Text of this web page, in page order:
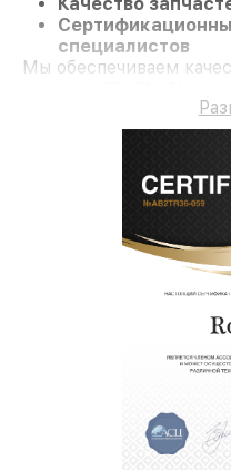
Качество
специалистов
Мы обеспечиваем